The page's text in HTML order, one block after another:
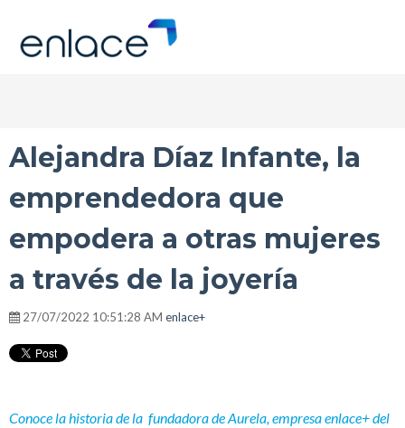
Alejandra Díaz Infante, la
emprendedora que
empodera a otras mujeres
a través de la joyería
27/07/2022 10:51:28 AM enlace+
Conoce la historia de la fundadora de Aurela, empresa enlace+ del